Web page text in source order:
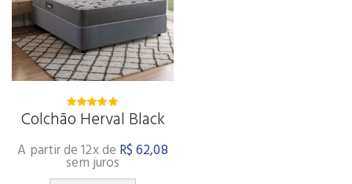
5.00 out
of 5
Colchão Herval Black
A partir de 12x de R$62,08
sem juros